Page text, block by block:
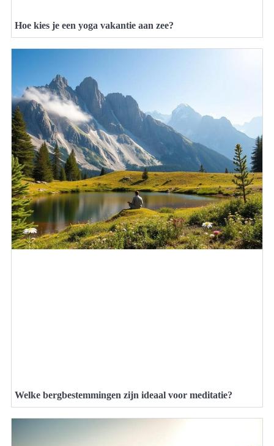
Hoe kies je een yoga vakantie aan zee?
Welke bergbestemmingen zijn ideaal voor meditatie?